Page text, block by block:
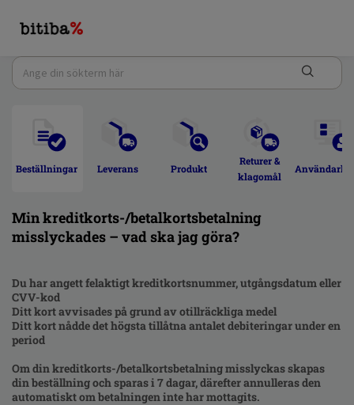
Beställningar Leverans Produkt
Returer &
klagomål
Min kreditkorts-/betalkortsbetalning
misslyckades – vad ska jag göra?
Du har angett felaktigt kreditkortsnummer, utgångsdatum eller
CVV-kod
Ditt kort avvisades på grund av otillräckliga medel
Ditt kort nådde det högsta tillåtna antalet debiteringar under en
period
Om din kreditkorts-/betalkortsbetalning misslyckas skapas
din beställning och sparas i 7 dagar, därefter annulleras den
automatiskt om betalningen inte har mottagits.